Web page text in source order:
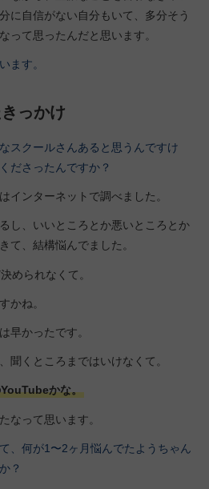
に自信がない自分もいて、多分そう
って思ったんだと思います。
ます。
っかけ
スクールさんあると思うんですけ
ださったんですか？
インターネットで調べました。
し、いいところとか悪いところとか
て、結構悩んでました。
められなくて。
かね。
早かったです。
聞くところまではいけなくて。
かな。
なって思います。
、何が1〜2ヶ月悩んでたようちゃん
？